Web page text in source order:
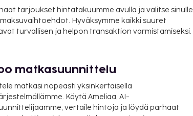
7,6 mi
km / 7,6 mi
- 14,4 km / 9 mi
- 145,5 km / 90,4 mi
km / 177,5 mi
aulassa, ympäri vuorokauden auki
tarjoukset hintatakuumme avulla ja valitse sinulle
Hyväksymme kaikki suuret
turvallisen ja helpon transaktion varmistamiseksi.
matkasuunnittelu
matkasi nopeasti yksinkertaisella
Käytä Ameliaa, AI-
vertaile hintoja ja löydä parhaat